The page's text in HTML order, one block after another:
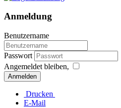
Anmeldung
Benutzername
Passwort
Angemeldet bleiben,
Anmelden
Drucken
E-Mail